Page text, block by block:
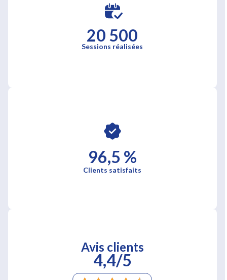
20 500
Sessions réalisées
96,5 %
Clients satisfaits
Avis clients
4,4/5